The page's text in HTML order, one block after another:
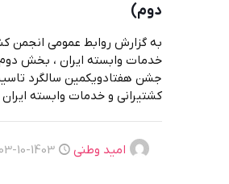
دوم)
به گزارش روابط عمومی انجمن
خدمات وابسته ایران ، بخش
جشن هفتادویکمین سالگرد
کشتیرانی و خدمات وابسته ایران
امید وطنی 1403-10-03